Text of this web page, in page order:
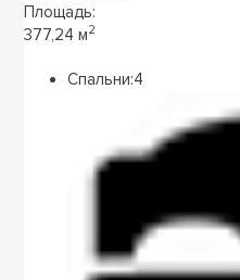
Площадь:
377,24 м2
Спальни:4